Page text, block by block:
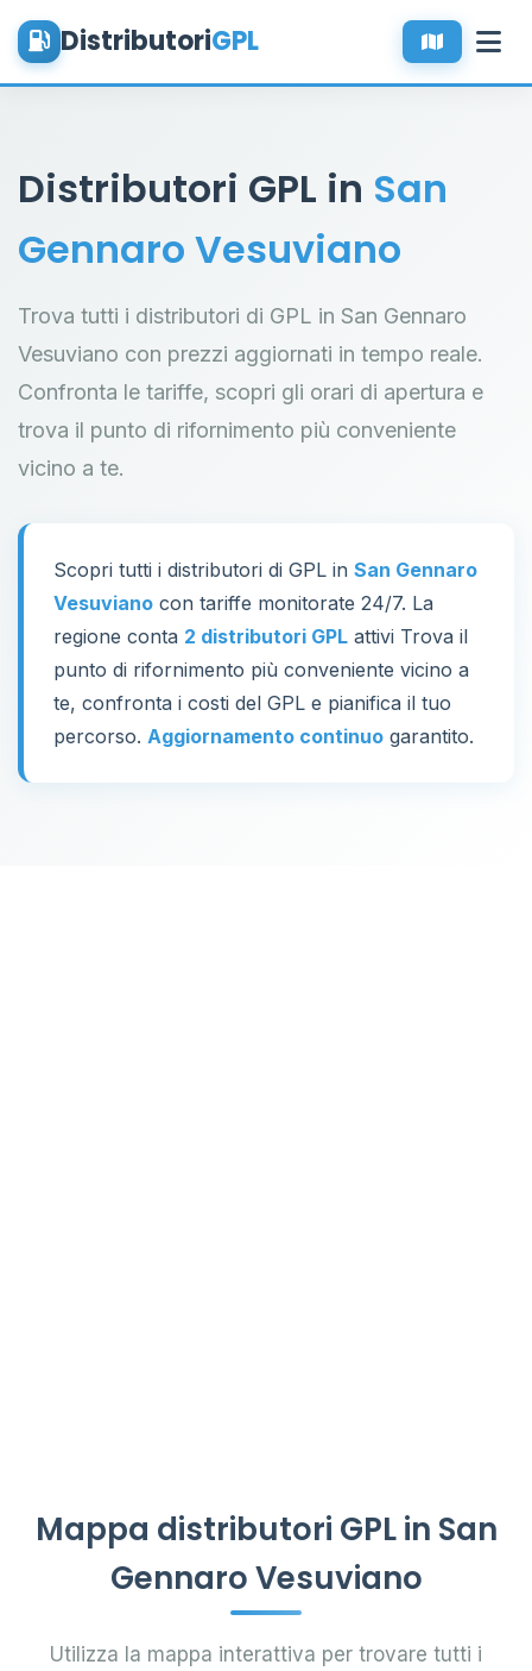
DistributoriGPL
Distributori GPL in San
Gennaro Vesuviano
Trova tutti i distributori di GPL in San Gennaro
Vesuviano con prezzi aggiornati in tempo reale.
Confronta le tariffe, scopri gli orari di apertura e
trova il punto di rifornimento più conveniente
vicino a te.
Scopri tutti i distributori di GPL in San Gennaro
Vesuviano con tariffe monitorate 24/7. La
regione conta 2 distributori GPL attivi Trova il
punto di rifornimento più conveniente vicino a
te, confronta i costi del GPL e pianifica il tuo
percorso. Aggiornamento continuo garantito.
Mappa distributori GPL in San
Gennaro Vesuviano
Utilizza la mappa interattiva per trovare tutti i